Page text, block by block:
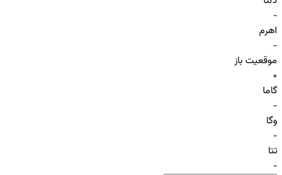
-
اهرم
-
موقعیت باز
0
گاما
-
وگا
-
تتا
-